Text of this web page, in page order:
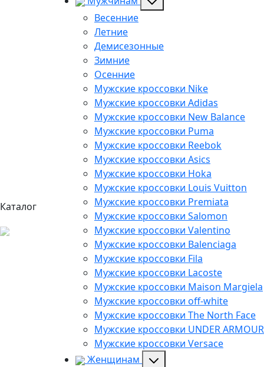
Каталог
Весенние
Летние
Демисезонные
Зимние
Осенние
Мужские кроссовки Nike
Мужские кроссовки Adidas
Мужские кроссовки New Balance
Мужские кроссовки Puma
Мужские кроссовки Reebok
Мужские кроссовки Asics
Мужские кроссовки Hoka
Мужские кроссовки Louis Vuitton
Мужские кроссовки Premiata
Мужские кроссовки Salomon
Мужские кроссовки Valentino
Мужские кроссовки Balenciaga
Мужские кроссовки Fila
Мужские кроссовки Lacoste
Мужские кроссовки Maison Margiela
Мужские кроссовки off-white
Мужские кроссовки The North Face
Мужские кроссовки UNDER ARMOUR
Мужские кроссовки Versace
Женщинам